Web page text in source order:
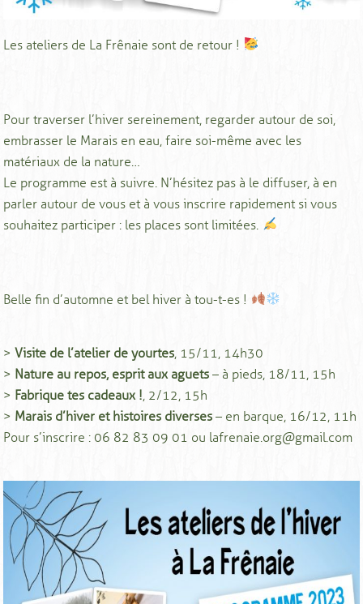
Les ateliers de La Frênaie sont de retour !
Pour traverser l’hiver sereinement, regarder autour de soi,
embrasser le Marais en eau, faire soi-même avec les
matériaux de la nature…
Le programme est à suivre. N’hésitez pas à le diffuser, à en
parler autour de vous et à vous inscrire rapidement si vous
souhaitez participer : les places sont limitées.
Belle fin d’automne et bel hiver à tou-t-es !
>Visite de l’atelier de yourtes, 15/11, 14h30
> Nature au repos, esprit aux aguets – à pieds, 18/11, 15h
> Fabrique tes cadeaux !, 2/12, 15h
> Marais d’hiver et histoires diverses – en barque, 16/12, 11h
Pour s’inscrire : 06 82 83 09 01 ou lafrenaie.org@gmail.com